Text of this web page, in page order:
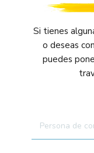
Si tienes
o deseas
puedes